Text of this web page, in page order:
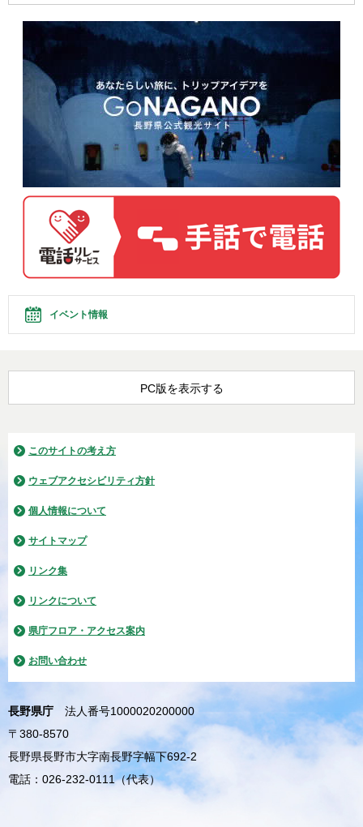
イベント情報
PC版を表示する
このサイトの考え方
ウェブアクセシビリティ方針
個人情報について
サイトマップ
リンク集
リンクについて
県庁フロア・アクセス案内
お問い合わせ
長野県庁
法人番号1000020200000
〒380-8570
長野県長野市大字南長野字幅下692-2
電話：026-232-0111（代表）